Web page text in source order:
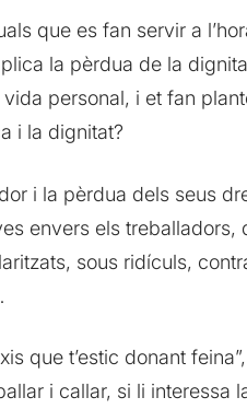
que es fan servir a
la pèrdua de la
personal, i et fan
i la dignitat?
i la pèrdua dels seus
envers els treballadors,
sous ridículs,
que t’estic donant
i callar, si li interessa